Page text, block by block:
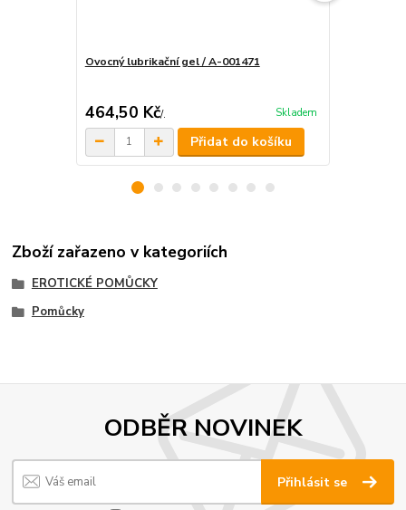
Ovocný lubrikační gel / A-001471
464,50 Kč/. Skladem
Přidat do košíku
Zboží zařazeno v kategoriích
EROTICKÉ POMŮCKY
Pomůcky
ODBĚR NOVINEK
Přihlásit se